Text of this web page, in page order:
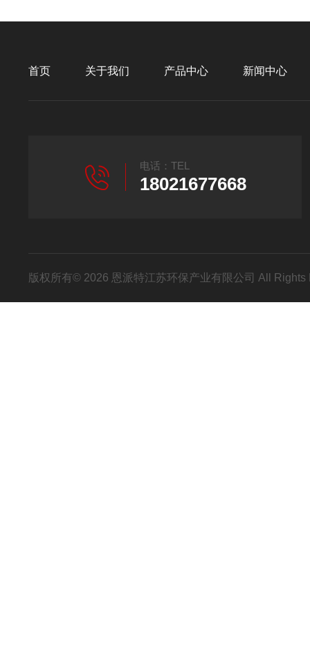
首页 关于我们 产品中心 新闻中心
电话：TEL
18021677668
版权所有© 2026 恩派特江苏环保产业有限公司 All